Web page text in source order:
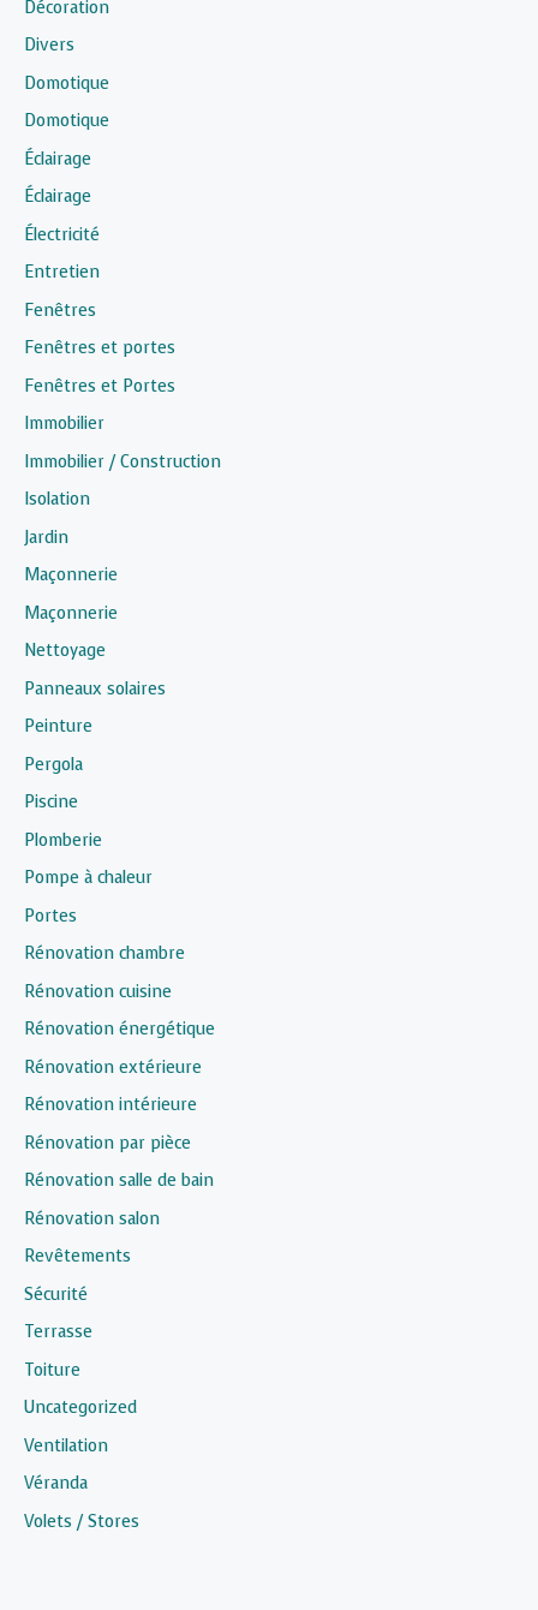
Décoration
Divers
Domotique
Domotique
Éclairage
Éclairage
Électricité
Entretien
Fenêtres
Fenêtres et portes
Fenêtres et Portes
Immobilier
Immobilier / Construction
Isolation
Jardin
Maçonnerie
Maçonnerie
Nettoyage
Panneaux solaires
Peinture
Pergola
Piscine
Plomberie
Pompe à chaleur
Portes
Rénovation chambre
Rénovation cuisine
Rénovation énergétique
Rénovation extérieure
Rénovation intérieure
Rénovation par pièce
Rénovation salle de bain
Rénovation salon
Revêtements
Sécurité
Terrasse
Toiture
Uncategorized
Ventilation
Véranda
Volets / Stores